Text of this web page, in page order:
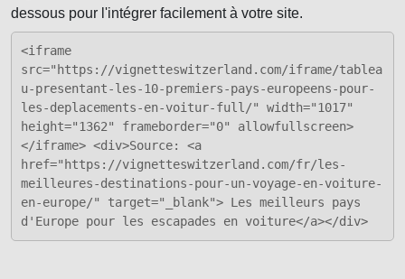
dessous pour l'intégrer facilement à votre site.
<iframe
src="https://vignetteswitzerland.com/iframe/tablea
u-presentant-les-10-premiers-pays-europeens-pour-
les-deplacements-en-voitur-full/" width="1017"
height="1362" frameborder="0" allowfullscreen>
</iframe> <div>Source: <a
href="https://vignetteswitzerland.com/fr/les-
meilleures-destinations-pour-un-voyage-en-voiture-
en-europe/" target="_blank"> Les meilleurs pays
d'Europe pour les escapades en voiture</a></div>